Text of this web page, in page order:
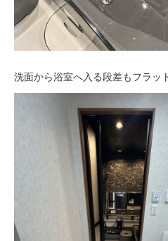
洗面から浴室へ入る段差もフラッ